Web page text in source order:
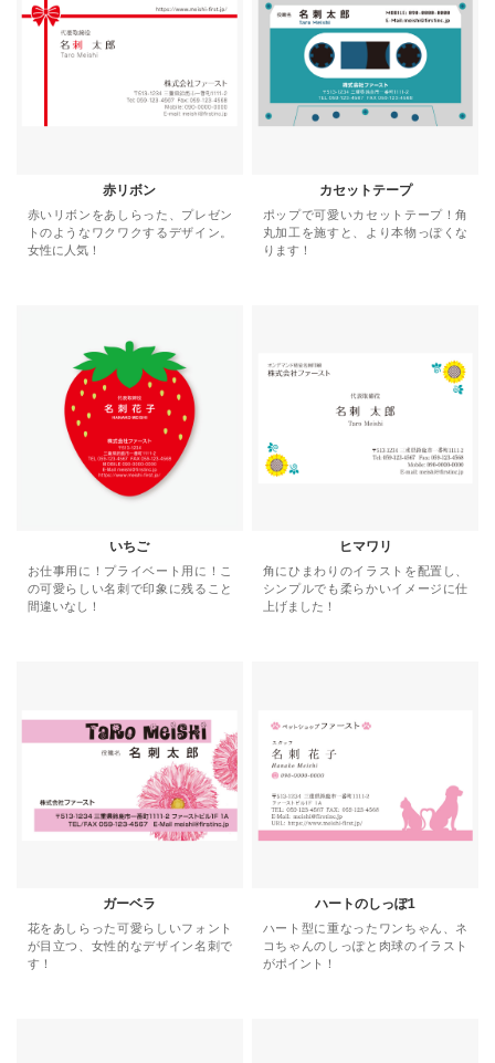
赤リボン
赤いリボンをあしらった、プレゼン
トのようなワクワクするデザイン。
女性に人気！
カセットテープ
ポップで可愛いカセットテープ！角
丸加工を施すと、より本物っぽくな
ります！
いちご
お仕事用に！プライベート用に！こ
の可愛らしい名刺で印象に残ること
間違いなし！
ヒマワリ
角にひまわりのイラストを配置し、
シンプルでも柔らかいイメージに仕
上げました！
ガーベラ
花をあしらった可愛らしいフォント
が目立つ、女性的なデザイン名刺で
す！
ハートのしっぽ1
ハート型に重なったワンちゃん、ネ
コちゃんのしっぽと肉球のイラスト
がポイント！